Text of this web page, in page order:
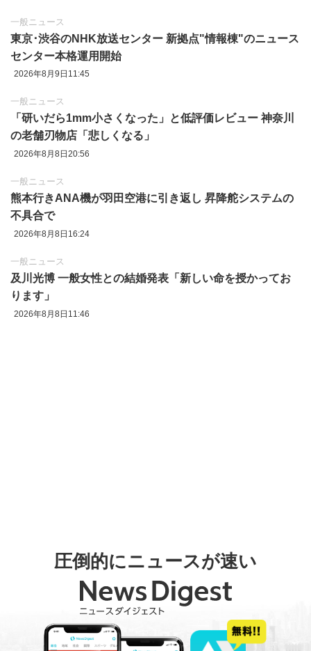
一般ニュース
東京‪･‬渋谷のNHK放送センター 新拠点"情報棟"のニュース
センター本格運用開始
2026年8月9日11:45
一般ニュース
「研いだら1mm小さくなった」と低評価レビュー 神奈川
の老舗刃物店「悲しくなる」
2026年8月8日20:56
一般ニュース
熊本行きANA機が羽田空港に引き返し 昇降舵システムの
不具合で
2026年8月8日16:24
一般ニュース
及川光博 一般女性との結婚発表「新しい命を授かってお
ります」
2026年8月8日11:46
圧倒的にニュースが速い